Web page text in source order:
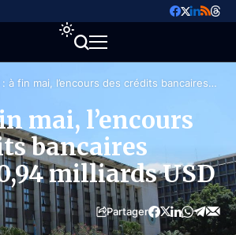
: à fin mai, l’encours des crédits bancaires
mai, l’encours
bancaires
milliards USD
Partager